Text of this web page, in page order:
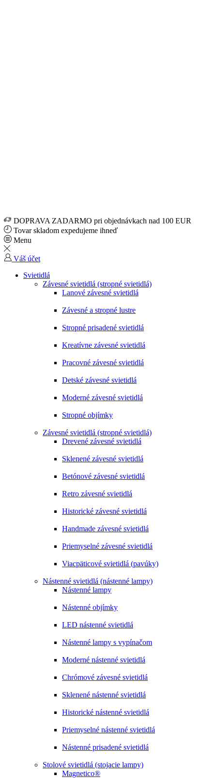
DOPRAVA ZADARMO pri objednávkach nad 100 EUR
Tovar skladom expedujeme ihneď
Menu
Váš účet
Svietidlá
Závesné svietidlá (stropné svietidlá)
Lanové závesné svietidlá
Závesné a stropné lustre
Stropné prisadené svietidlá
Kreatívne závesné svietidlá
Pracovné závesné svietidlá
Detské závesné svietidlá
Moderné závesné svietidlá
Stropné objímky
Závesné svietidlá (stropné svietidlá)
Drevené závesné svietidlá
Sklenené závesné svietidlá
Betónové závesné svietidlá
Retro závesné svietidlá
Historické závesné svietidlá
Handmade závesné svietidlá
Priemyselné závesné svietidlá
Viacpäticové svietidlá (pavúky)
Nástenné svietidlá (nástenné lampy)
Nástenné lampy
Nástenné objímky
LED nástenné svietidlá
Nástenné lampy s vypínačom
Moderné nástenné svietidlá
Chrómové závesné svietidlá
Sklenené nástenné svietidlá
Historické nástenné svietidlá
Priemyselné nástenné svietidlá
Nástenné prisadené svietidlá
Stolové svietidlá (stojacie lampy)
Magnetico®